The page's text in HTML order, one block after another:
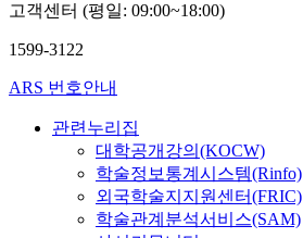
고객센터 (평일: 09:00~18:00)
1599-3122
ARS 번호안내
관련누리집
대학공개강의(KOCW)
학술정보통계시스템(Rinfo)
외국학술지지원센터(FRIC)
학술관계분석서비스(SAM)